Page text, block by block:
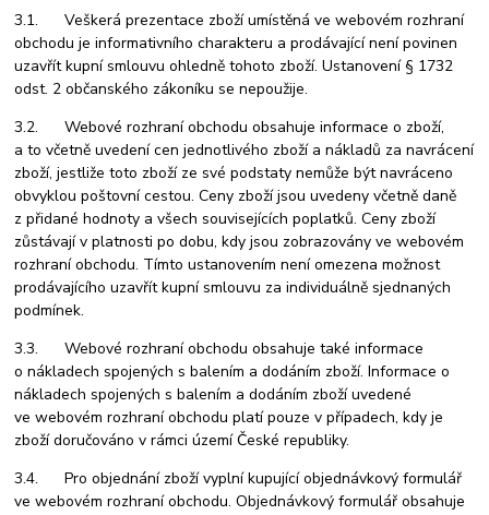
3.1. Veškerá prezentace zboží umístěná ve webovém rozhraní
obchodu je informativního charakteru a prodávající není povinen
uzavřít kupní smlouvu ohledně tohoto zboží. Ustanovení § 1732
odst. 2 občanského zákoníku se nepoužije.
3.2. Webové rozhraní obchodu obsahuje informace o zboží,
a to včetně uvedení cen jednotlivého zboží a nákladů za navrácení
zboží, jestliže toto zboží ze své podstaty nemůže být navráceno
obvyklou poštovní cestou. Ceny zboží jsou uvedeny včetně daně
z přidané hodnoty a všech souvisejících poplatků. Ceny zboží
zůstávají v platnosti po dobu, kdy jsou zobrazovány ve webovém
rozhraní obchodu. Tímto ustanovením není omezena možnost
prodávajícího uzavřít kupní smlouvu za individuálně sjednaných
podmínek.
3.3. Webové rozhraní obchodu obsahuje také informace
o nákladech spojených s balením a dodáním zboží. Informace o
nákladech spojených s balením a dodáním zboží uvedené
ve webovém rozhraní obchodu platí pouze v případech, kdy je
zboží doručováno v rámci území České republiky.
3.4. Pro objednání zboží vyplní kupující objednávkový formulář
ve webovém rozhraní obchodu. Objednávkový formulář obsahuje